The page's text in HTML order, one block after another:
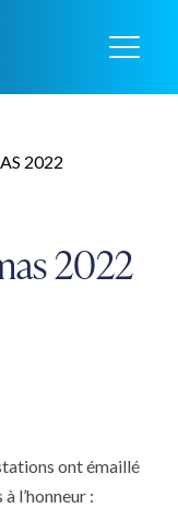
2022
2022
ont émaillé
l’honneur :